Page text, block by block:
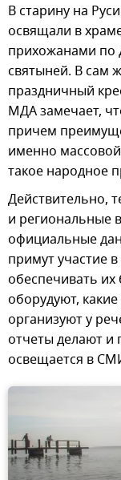
В старину на
освящали в
прихожанами по
святыней. В сам
праздничный
МДА замечает,
причем
именно
такое народное
Действительно,
и региональные
официальные
примут участие
обеспечивать их
оборудуют,
организуют у
отчеты делают и
освещается в